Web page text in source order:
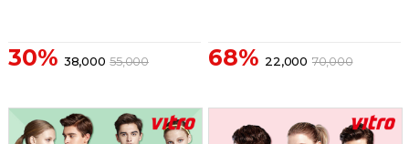
30% 38,000 55,000 68% 22,000 70,000